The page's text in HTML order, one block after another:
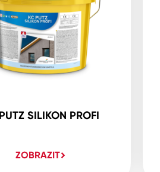
SILIKON PROFI
ZOBRAZIT